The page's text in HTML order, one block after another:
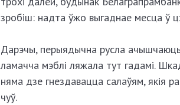
зробіш: надта ўжо выгаднае месца ў
Дарэчы, перыядычна русла
ламачча мэблі ляжала тут гадамі.
няма дзе гнездавацца салаўям, якія
чуў.